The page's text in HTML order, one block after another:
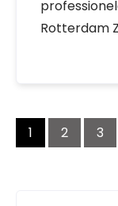
Rotterdam
Posts
navigation
1 2 3